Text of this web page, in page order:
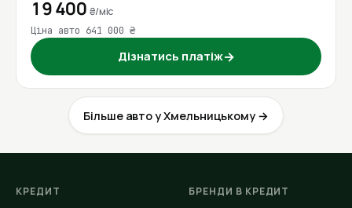
19 400 ₴/міс
Ціна авто 641 000 ₴
Дізнатись платіж→
Більше авто у Хмельницькому →
КРЕДИТ БРЕНДИ В КРЕДИТ